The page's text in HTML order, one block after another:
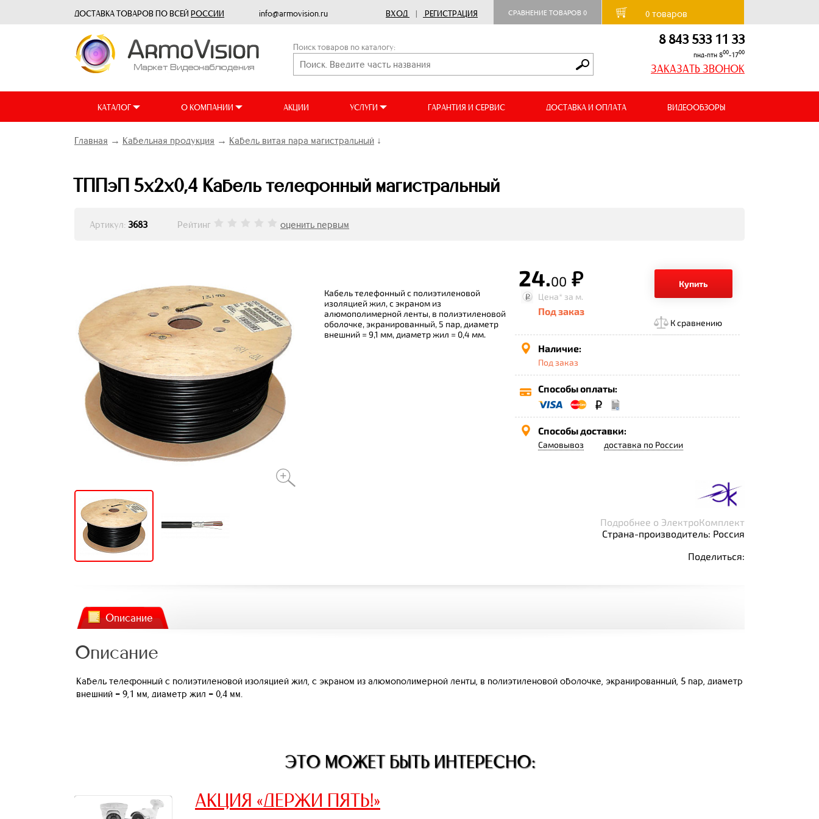
ДОСТАВКА ТОВАРОВ ПО ВСЕЙ РОССИИ info@armovision.ru ВХОД | РЕГИСТРАЦИЯ СРАВНЕНИЕ ТОВАРОВ 0 0товаров
Поиск товаров по каталогу: 8 843 533 11 33
пнд-птн 800-1700
ЗАКАЗАТЬ ЗВОНОК
КАТАЛОГ О КОМПАНИИ АКЦИИ УСЛУГИ ГАРАНТИЯ И СЕРВИС ДОСТАВКА И ОПЛАТА ВИДЕООБЗОРЫ
Главная → Кабельная продукция → Кабель витая пара магистральный ↓
ТППэП 5х2х0,4 Кабель телефонный магистральный
Артикул: 3683 Рейтинг оценить первым
Кабель телефонный с полиэтиленовой
изоляцией жил, с экраном из
алюмополимерной ленты, в полиэтиленовой
оболочке, экранированный, 5 пар, диаметр
внешний = 9,1 мм, диаметр жил = 0,4 мм.
24.00 р.
Купить
Цена* за м.
Под заказ
К сравнению
Наличие:
Под заказ
Способы оплаты:
Способы доставки:
Самовывоз доставка по России
Подробнее о ЭлектроКомплект
Страна-производитель: Россия
Поделиться:
Описание
Описание
Кабель телефонный с полиэтиленовой изоляцией жил, с экраном из алюмополимерной ленты, в полиэтиленовой оболочке, экранированный, 5 пар, диаметр
внешний = 9,1 мм, диаметр жил = 0,4 мм.
ЭТО МОЖЕТ БЫТЬ ИНТЕРЕСНО:
АКЦИЯ «ДЕРЖИ ПЯТЬ!»